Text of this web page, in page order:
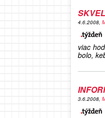
4.6.2008,
viac
bolo,
3.6.2008,